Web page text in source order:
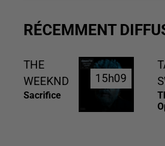
RÉCEMMENT
THE
WEEKND
Sacrifice
15h09
15h09